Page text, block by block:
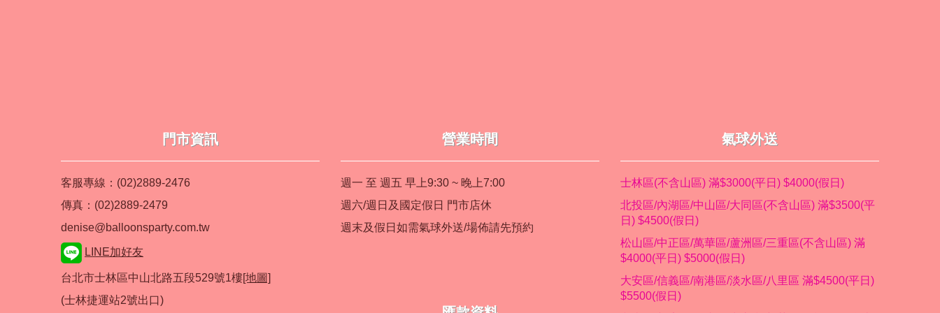
門市資訊
客服專線：(02)2889-2476
傳真：(02)2889-2479
denise@balloonsparty.com.tw
LINE加好友
台北市士林區中山北路五段529號1樓[地圖]
(士林捷運站2號出口)
營業時間
週一 至 週五 早上9:30 ~ 晚上7:00
週六/週日及國定假日 門市店休
週末及假日如需氣球外送/場佈請先預約
氣球外送
士林區(不含山區) 滿$3000(平日) $4000(假日)
北投區/內湖區/中山區/大同區(不含山區) 滿$3500(平
日) $4500(假日)
松山區/中正區/萬華區/蘆洲區/三重區(不含山區) 滿
$4000(平日) $5000(假日)
大安區/信義區/南港區/淡水區/八里區 滿$4500(平日)
$5500(假日)